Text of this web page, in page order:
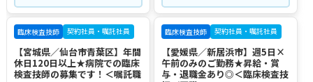
臨床検査技師 契約社員・嘱託社員
【宮城県／仙台市青葉区】年間
休日120日以上★病院での臨床
検査技師の募集です！＜嘱託職
臨床検査技師 契約社員・嘱託社員
【愛媛県／新居浜市】週5日×
午前のみのご勤務★昇給・賞
与・退職金あり◎＜臨床検査技